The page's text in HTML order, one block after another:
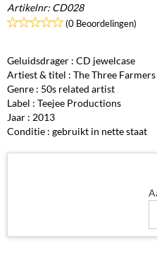
Artikelnr: CD028
(0 Beoordelingen)
Geluidsdrager : CD jewelcase
Artiest & titel : The Three
Genre : 50s related artist
Label : Teejee Productions
Jaar : 2013
Conditie : gebruikt in nette staat